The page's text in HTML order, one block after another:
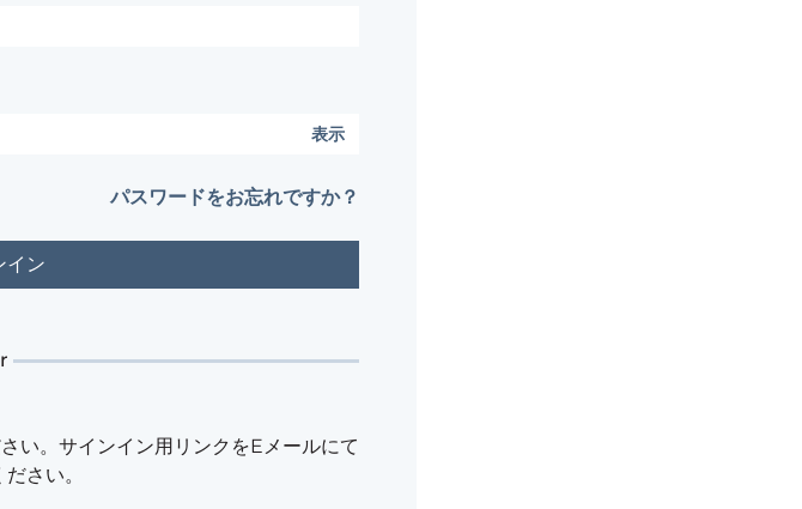
表示
パスワードをお忘れですか？
い。サインイン用リンクをEメールにて
さい。